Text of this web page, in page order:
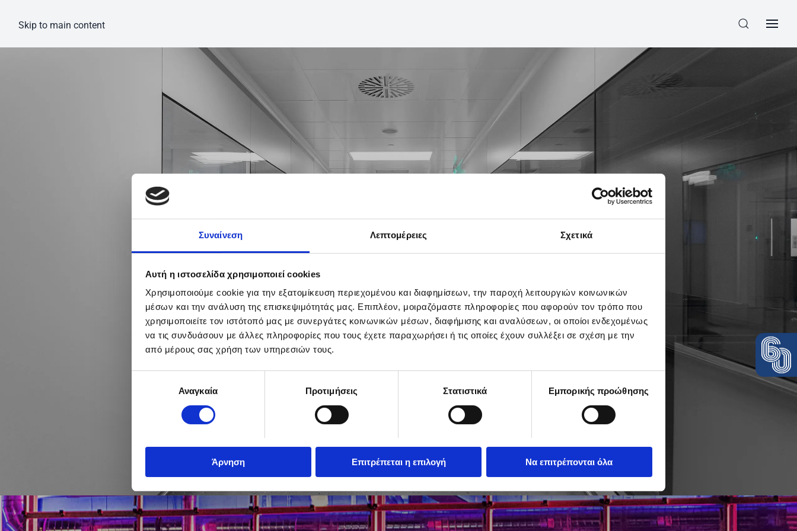
Συναίνεση Λεπτομέρειες Σχετικά
Αυτή η ιστοσελίδα χρησιμοποιεί cookies
Χρησιμοποιούμε cookie για την εξατομίκευση περιεχομένου και διαφημίσεων, την παροχή λειτουργιών κοινωνικών
μέσων και την ανάλυση της επισκεψιμότητάς μας. Επιπλέον, μοιραζόμαστε πληροφορίες που αφορούν τον τρόπο που
χρησιμοποιείτε τον ιστότοπό μας με συνεργάτες κοινωνικών μέσων, διαφήμισης και αναλύσεων, οι οποίοι ενδεχομένως
να τις συνδυάσουν με άλλες πληροφορίες που τους έχετε παραχωρήσει ή τις οποίες έχουν συλλέξει σε σχέση με την
από μέρους σας χρήση των υπηρεσιών τους.
συγκατάθεσηςΑναγκαία Προτιμήσεις Στατιστικά Εμπορικής προώθησης
Άρνηση Επιτρέπεται η επιλογή Να επιτρέπονται όλα
Skip to main content
E Π Ε